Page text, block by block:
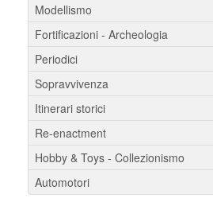
Modellismo
Fortificazioni - Archeologia
Periodici
Sopravvivenza
Itinerari storici
Re-enactment
Hobby & Toys - Collezionismo
Automotori